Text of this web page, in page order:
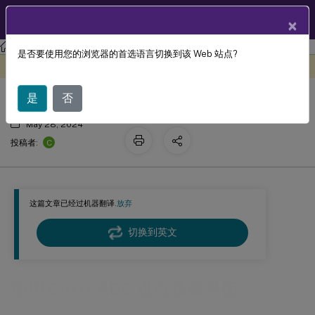
工作区环境管理 Workspace Environment Management 2311
这篇文章已经过机器翻译.放弃
切换到英文
使用 Citrix ADC 进行负载平衡
May 28, 2024
投稿者:
C
×
是否要使用您的浏览器的首选语言切换到该 Web 站点?
是 否